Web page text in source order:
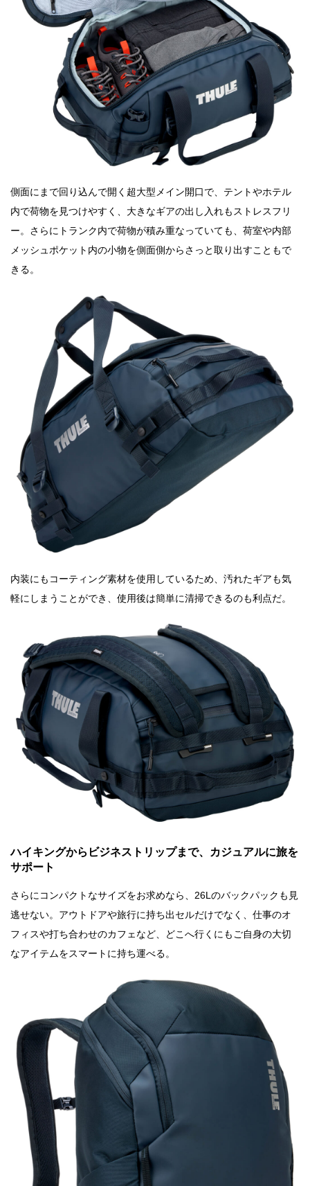
側面にまで回り込んで開く超大型メイン開口で、テントやホテル
内で荷物を見つけやすく、大きなギアの出し入れもストレスフリ
ー。さらにトランク内で荷物が積み重なっていても、荷室や内部
メッシュポケット内の小物を側面側からさっと取り出すこともで
きる。
内装にもコーティング素材を使用しているため、汚れたギアも気
軽にしまうことができ、使用後は簡単に清掃できるのも利点だ。
ハイキングからビジネストリップまで、カジュアルに旅を
サポート
さらにコンパクトなサイズをお求めなら、26Lのバックパックも見
逃せない。アウトドアや旅行に持ち出セルだけでなく、仕事のオ
フィスや打ち合わせのカフェなど、どこへ行くにもご自身の大切
なアイテムをスマートに持ち運べる。